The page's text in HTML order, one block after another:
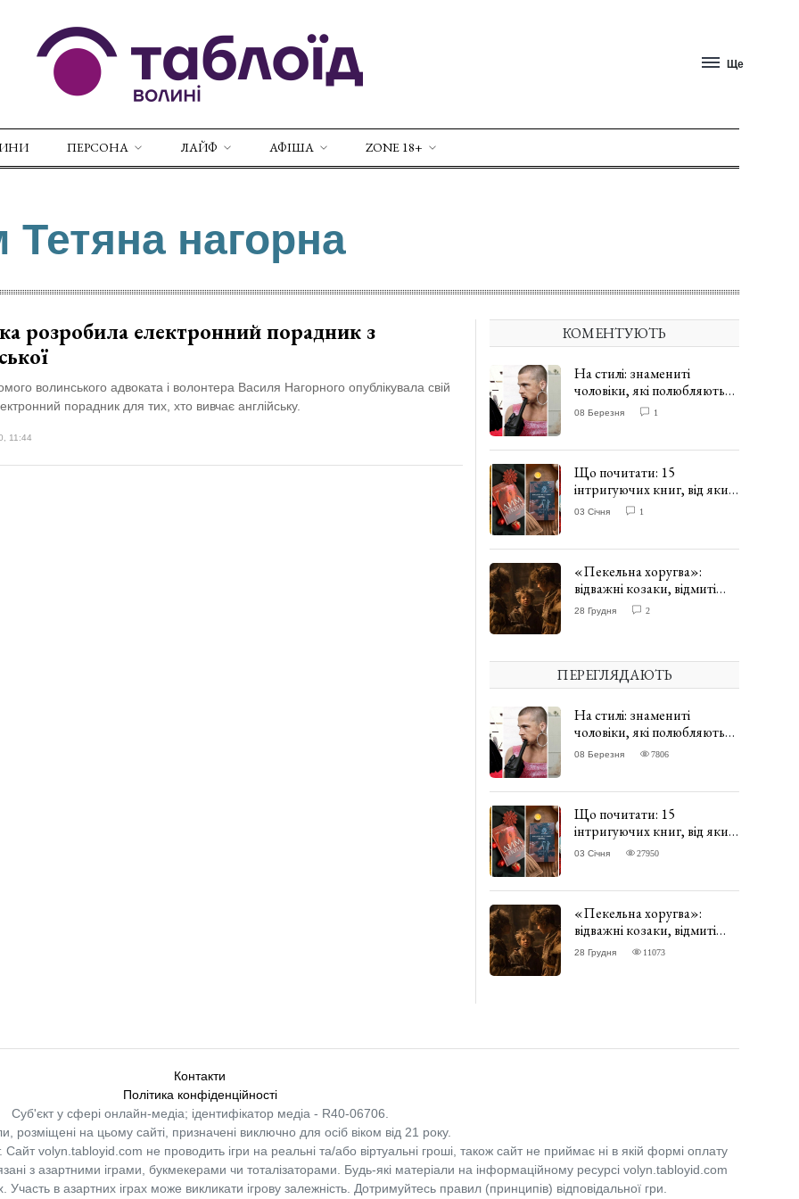
Ще
ПЕРСОНА ЛАЙФ АФІША ZONE 18+
нагорна
розробила електронний порадник з
волинського адвоката і волонтера Василя Нагорного опублікувала свій
порадник для тих, хто вивчає англійську.
11:44
КОМЕНТУЮТЬ
На стилі: знамениті
чоловіки, які полюбляють
одягати сукні. ФОТО
08 Березня 1
Що почитати: 15
інтригуючих книг, від яких
важко відірватись. ФОТО
03 Січня 1
«Пекельна хоругва»:
відважні козаки, відмиті
чорти та відчайдушний
28 Грудня 2
ПЕРЕГЛЯДАЮТЬ
На стилі: знамениті
чоловіки, які полюбляють
одягати сукні. ФОТО
08 Березня 7806
Що почитати: 15
інтригуючих книг, від яких
важко відірватись. ФОТО
03 Січня 27950
«Пекельна хоругва»:
відважні козаки, відмиті
чорти та відчайдушний
28 Грудня 11073
Контакти
Політика конфіденційності
Суб'єкт у сфері онлайн-медіа; ідентифікатор медіа - R40-06706.
розміщені на цьому сайті, призначені виключно для осіб віком від 21 року.
Сайт volyn.tabloyid.com не проводить ігри на реальні та/або віртуальні гроші, також сайт не приймає ні в якій формі оплату
з азартними іграми, букмекерами чи тоталізаторами. Будь-які матеріали на інформаційному ресурсі volyn.tabloyid.com
в азартних іграх може викликати ігрову залежність. Дотримуйтесь правил (принципів) відповідальної гри.